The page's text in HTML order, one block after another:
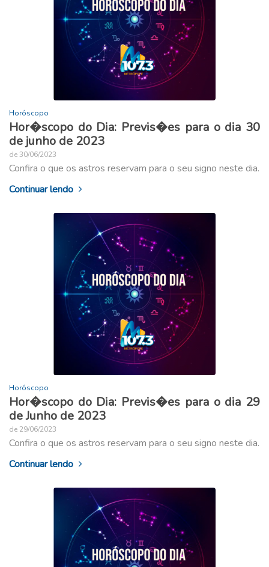
Horóscopo
Hor�scopo do Dia: Previs�es para o dia 30
de junho de 2023
de 30/06/2023
Confira o que os astros reservam para o seu signo neste dia.
Continuar lendo
Horóscopo
Hor�scopo do Dia: Previs�es para o dia 29
de Junho de 2023
de 29/06/2023
Confira o que os astros reservam para o seu signo neste dia.
Continuar lendo